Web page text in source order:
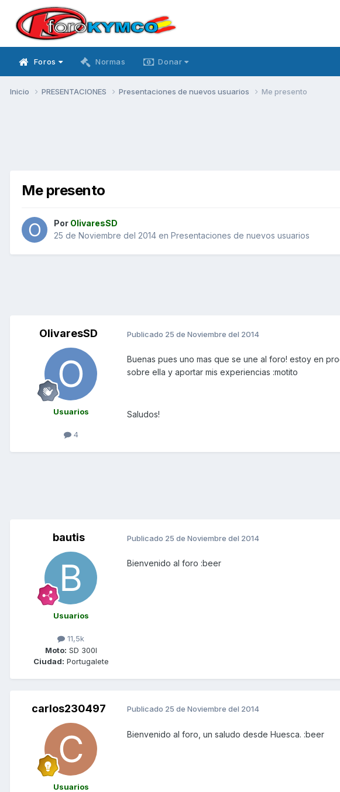
Foros Normas Donar
Inicio PRESENTACIONES Presentaciones de nuevos usuarios Me presento
Me presento
Por OlivaresSD
25 de Noviembre del 2014 en Presentaciones de nuevos usuarios
OlivaresSD
Usuarios
4
Publicado 25 de Noviembre del 2014
Buenas pues uno mas que se une al foro! estoy en
sobre ella y aportar mis experiencias :motito
Saludos!
bautis
Usuarios
11,5k
Moto: SD 300I
Ciudad: Portugalete
Publicado 25 de Noviembre del 2014
Bienvenido al foro :beer
carlos230497
Usuarios
Publicado 25 de Noviembre del 2014
Bienvenido al foro, un saludo desde Huesca. :beer